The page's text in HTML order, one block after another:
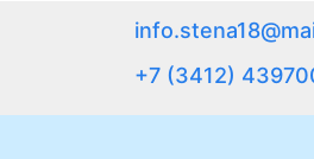
+7 (3412)